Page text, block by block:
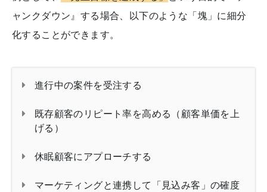
ャンクダウン』する場合、以下のような「塊」に細分
化することができます。
進行中の案件を受注する
既存顧客のリピート率を高める（顧客単価を上
げる）
休眠顧客にアプローチする
マーケティングと連携して「見込み客」の確度